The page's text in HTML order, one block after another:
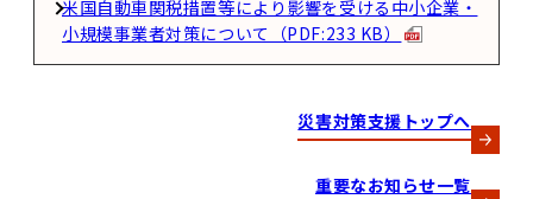
米国自動車関税措置等により影響を受ける中小企業・
小規模事業者対策について（PDF:233 KB）
災害対策支援トップへ
重要なお知らせ一覧